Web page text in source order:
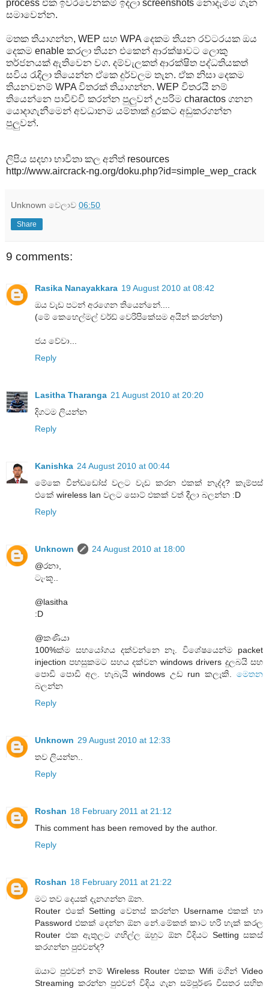
process එක ඉවරවෙනකම් ඉදලා screenshots නොදැමීම ගැන
සමාවෙන්න.
මතක තියාගන්න, WEP සහ WPA දෙකම තියන රව්ටරයක ඔය
දෙකම enable කරලා තියන එකෙන් ආරක්ෂාවට ලොකු
තර්ජනයක් ඇතිවෙන වග. දම්වැලකත් ආරක්ෂිත පද්ධතියකත්
සවිය රැදිලා තියෙන්න ඒකෙ දුර්වලම තැන. ඒක නිසා දෙකම
තියනවනම් WPA විතරක් තියාගන්න. WEP විතරයි නම්
තියෙන්නෙ පාවිච්චි කරන්න පුලුවන් උපරිම charactos ගනන
යොදාගැනීමෙන් අවධානම යම්තාක් දුරකට අඩුකරගන්න
පුලුවන්.
ලිපිය සදහා භාවිතා කල අනිත් resources
http://www.aircrack-ng.org/doku.php?id=simple_wep_crack
Unknown වෙලාව 06:50
Share
9 comments:
Rasika Nanayakkara 19 August 2010 at 08:42
ඔය වැඩ පටන් අරගෙන තියෙන්නේ....
(මේ කෙහෙල්මල් වර්ඩ් වෙරිපිකේසම අයින් කරන්න)
ජය වේවා...
Reply
Lasitha Tharanga 21 August 2010 at 20:20
දිගටම ලියන්න
Reply
Kanishka 24 August 2010 at 00:44
මේකෙ වින්ඩඩෝස් වලට වැඩ කරන එකක් නැද්ද? කැම්පස්
එකේ wireless lan වලට සොට් එකක් වත් දීලා බලන්න :D
Reply
Unknown
24 August 2010 at 18:00
@රනා,
ටැංකූ..
@lasitha
:D
@කණියා
100%ක්ම සහයෝගය දක්වන්නෙ නෑ. විශේෂයෙන්ම packet
injection පහසුකමට සහය දක්වන windows drivers දුලබයි සහ
පොඩි පොඩි අල. හැබැයි windows උඩ run කලෑකි. මෙතන
බලන්න
Reply
Unknown 29 August 2010 at 12:33
තව ලියන්න..
Reply
Roshan 18 February 2011 at 21:12
This comment has been removed by the author.
Reply
Roshan 18 February 2011 at 21:22
මට තව දෙයක් දැනගන්න ඕන.
Router එකේ Setting වෙනස් කරන්න Username එකක් හා
Password එකක් දෙන්න ඕන නේ.මේකත් කාට හරි හැක් කරල
Router එක ඇතුලට ගහිල්ල ඔහුට ඕන විදියට Setting සකස්
කරගන්න පුළුවන්ද?
ඔයාට පුළුවන් නම් Wireless Router එකක Wifi මගින් Video
Streaming කරන්න පුළුවන් විදිය ගැන සම්පූර්ණ විසතර සහිත